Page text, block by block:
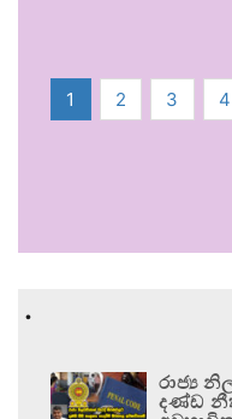
1 2 3 4
.
රාජ්‍ය
දණ්ඩ